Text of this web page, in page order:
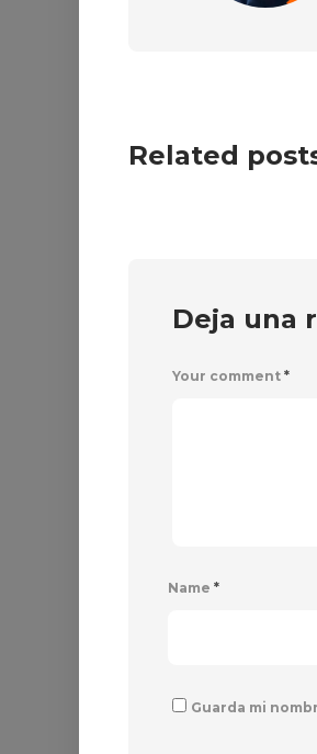
Related
Deja una
Your comment *
Name *
Guarda mi